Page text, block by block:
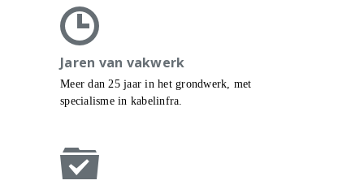
Jaren van vakwerk
Meer dan 25 jaar in het grondwerk, met
specialisme in kabelinfra.